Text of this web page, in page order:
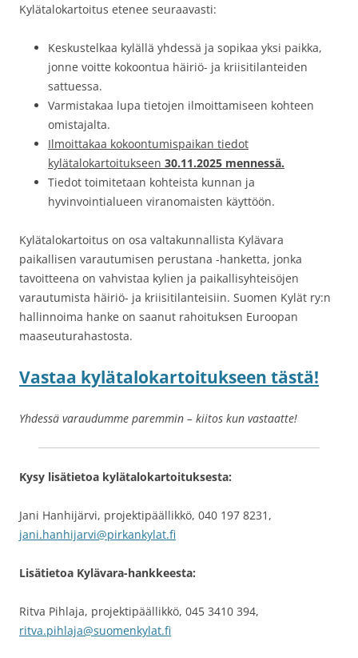
Kylätalokartoitus etenee seuraavasti:
Keskustelkaa kylällä yhdessä ja sopikaa yksi paikka,
jonne voitte kokoontua häiriö- ja kriisitilanteiden
sattuessa.
Varmistakaa lupa tietojen ilmoittamiseen kohteen
omistajalta.
Ilmoittakaa kokoontumispaikan tiedot
kylätalokartoitukseen 30.11.2025 mennessä.
Tiedot toimitetaan kohteista kunnan ja
hyvinvointialueen viranomaisten käyttöön.
Kylätalokartoitus on osa valtakunnallista Kylävara
paikallisen varautumisen perustana -hanketta, jonka
tavoitteena on vahvistaa kylien ja paikallisyhteisöjen
varautumista häiriö- ja kriisitilanteisiin. Suomen Kylät ry:n
hallinnoima hanke on saanut rahoituksen Euroopan
maaseuturahastosta.
Vastaa kylätalokartoitukseen tästä!
Yhdessä varaudumme paremmin – kiitos kun vastaatte!
Kysy lisätietoa kylätalokartoituksesta:
Jani Hanhijärvi, projektipäällikkö, 040 197 8231,
jani.hanhijarvi@pirkankylat.fi
Lisätietoa Kylävara-hankkeesta:
Ritva Pihlaja, projektipäällikkö, 045 3410 394,
ritva.pihlaja@suomenkylat.fi